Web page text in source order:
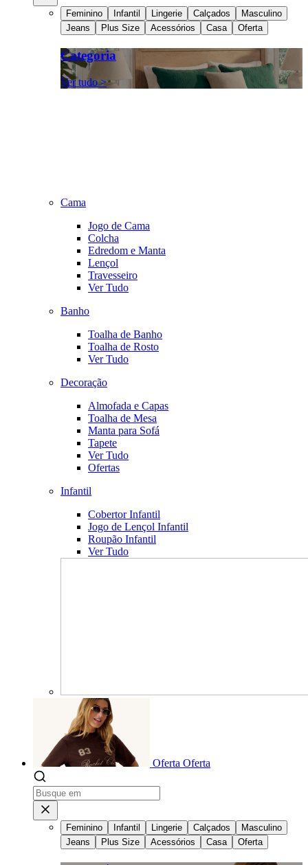
Feminino Infantil Lingerie Calçados
Masculino
Jeans
Plus Size Acessórios Casa Oferta
Categoria
Ver tudo >
Cama
Jogo de Cama
Colcha
Edredom e Manta
Lençol
Travesseiro
Ver Tudo
Banho
Toalha de Banho
Toalha de Rosto
Ver Tudo
Decoração
Almofada e Capas
Toalha de Mesa
Manta para Sofá
Tapete
Ver Tudo
Ofertas
Infantil
Cobertor Infantil
Jogo de Lençol Infantil
Roupão Infantil
Ver Tudo
Oferta Oferta
Feminino Infantil Lingerie Calçados
Masculino
Jeans
Plus Size Acessórios Casa Oferta